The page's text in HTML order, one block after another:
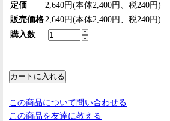
定価
2,640円(本体2,400円、税240円)
販売価格2,640円(本体2,400円、税240円)
購入数
この商品について問い合わせる
この商品を友達に教える